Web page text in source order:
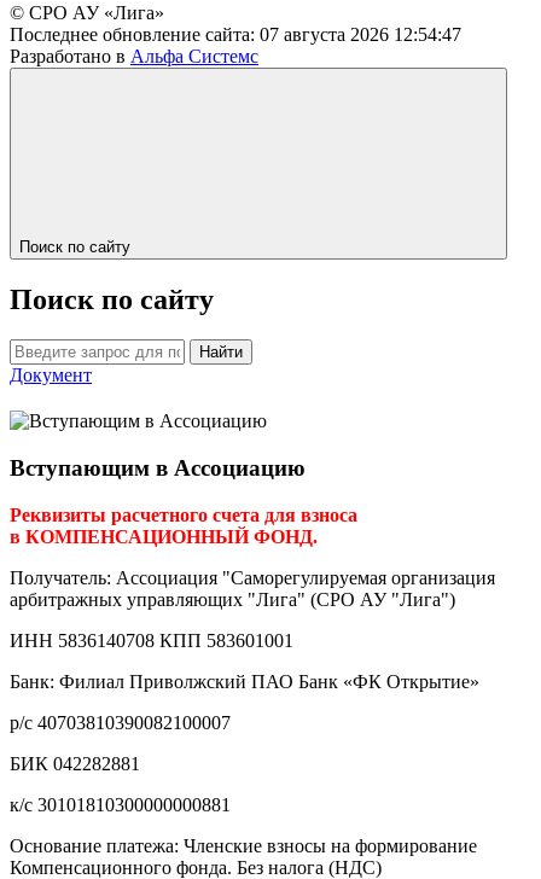
© СРО АУ «Лига»
Последнее обновление сайта: 07 августа 2026 12:54:47
Разработано в Альфа Системс
Поиск по сайту
Поиск по сайту
Найти
Документ
Вступающим в Ассоциацию
Реквизиты расчетного счета для взноса
в КОМПЕНСАЦИОННЫЙ ФОНД.
Получатель: Ассоциация "Саморегулируемая организация
арбитражных управляющих "Лига" (СРО АУ "Лига")
ИНН 5836140708 КПП 583601001
Банк: Филиал Приволжский ПАО Банк «ФК Открытие»
р/с 40703810390082100007
БИК 042282881
к/с 30101810300000000881
Основание платежа: Членские взносы на формирование
Компенсационного фонда. Без налога (НДС)